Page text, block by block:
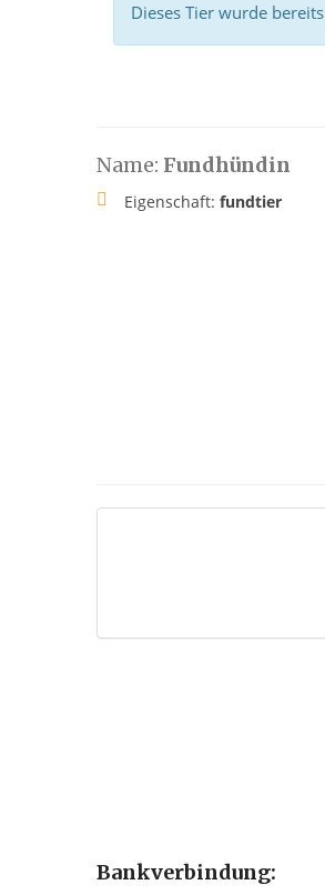
Dieses Tier wurde bereits
Name: Fundhündin
Eigenschaft: fundtier
Bankverbindung: